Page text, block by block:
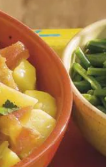
serveer als saus bij de